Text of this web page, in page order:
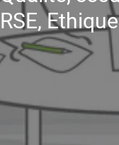
RSE, Ethique